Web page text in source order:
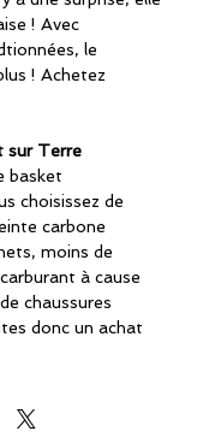
! Avec
le
! Achetez
sur Terre
basket
choisissez de
carbone
moins de
à cause
chaussures
donc un achat